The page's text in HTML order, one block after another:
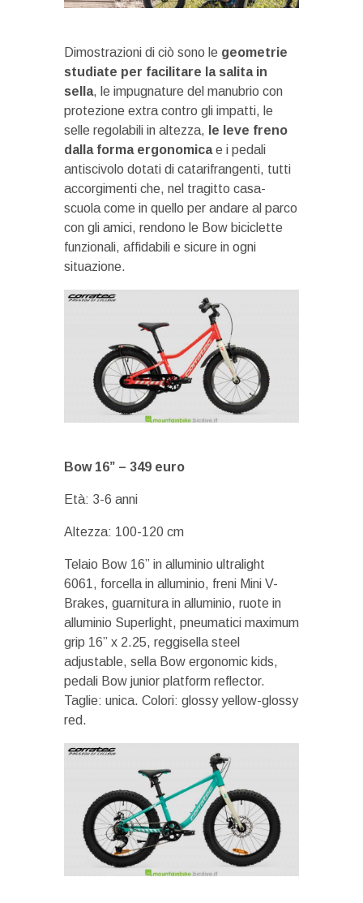
Dimostrazioni di ciò sono le geometrie
studiate per facilitare la salita in
sella, le impugnature del manubrio con
protezione extra contro gli impatti, le
selle regolabili in altezza,
le leve freno
dalla forma ergonomicae i pedali
antiscivolo dotati di catarifrangenti, tutti
accorgimenti che, nel tragitto casa-
scuola come in quello per andare al parco
con gli amici, rendono le Bow biciclette
funzionali, affidabili e sicure in ogni
situazione.
Bow 16” – 349 euro
Età: 3-6 anni
Altezza: 100-120 cm
Telaio Bow 16” in alluminio ultralight
6061, forcella in alluminio, freni Mini V-
Brakes, guarnitura in alluminio, ruote in
alluminio Superlight, pneumatici maximum
grip 16” x 2.25, reggisella steel
adjustable, sella Bow ergonomic kids,
pedali Bow junior platform reflector.
Taglie: unica. Colori: glossy yellow-glossy
red.